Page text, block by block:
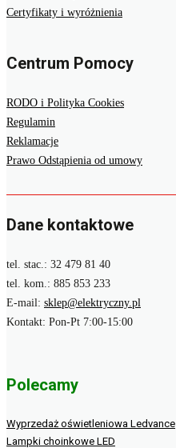
Certyfikaty i wyróżnienia
Centrum Pomocy
RODO i Polityka Cookies
Regulamin
Reklamacje
Prawo Odstąpienia od umowy
Dane kontaktowe
tel. stac.: 32 479 81 40
tel. kom.: 885 853 233
E-mail: sklep@elektryczny.pl
Kontakt: Pon-Pt 7:00-15:00
Polecamy
Wyprzedaż oświetleniowa Ledvance
Lampki choinkowe LED